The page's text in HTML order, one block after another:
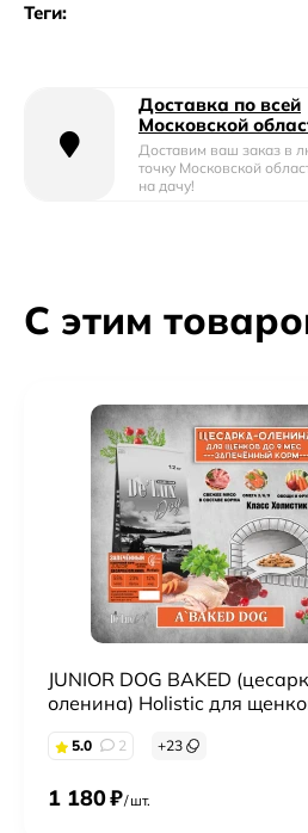
Теги:
Доставка по всей
Московской
Доставим ваш заказ в
точку Московской
на дачу!
С этим
JUNIOR DOG BAKED
оленина) Holistic для
5.0 2 +23
1 180₽/ шт.